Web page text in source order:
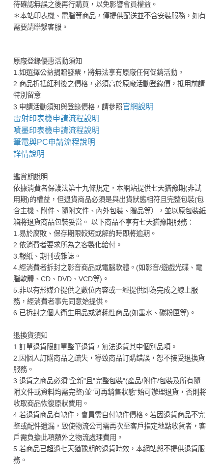
待確認無誤之後再行購買，以免影響會員權益。
＊本站印表機、電腦等商品，僅提供配送並不含安裝服務，如有
需要請聯繫客服。
原廠登錄優惠活動須知
1.如選擇公益捐贈發票，將無法享有原廠任何促銷活動。
2.商品折抵紅利後之價格，必須高於原廠活動登錄價，抵用前請
特別留意
3.申請活動須知與登錄價格，請參照官網說明
雷射印表機申請流程說明
噴墨印表機申請流程說明
筆電與PC申請流程說明
詳情說明
鑑賞期說明
依據消費者保護法第十九條規定，本網站提供七天猶豫期(非試
用期)的權益，但退貨商品必須是與出貨狀態相符且完整包裝(包
含主機、附件、隨附文件、內外包裝、贈品等），並以原包裝紙
箱將退貨商品包裝妥當。 以下商品不享有七天猶豫期服務：
1.易於腐敗、保存期限較短或解約時即將逾期。
2.依消費者要求所為之客製化給付。
3.報紙、期刊或雜誌。
4.經消費者拆封之影音商品或電腦軟體。(如影音/遊戲光碟、電
腦軟體、CD、DVD、VCD等)。
5.非以有形媒介提供之數位內容或一經提供即為完成之線上服
務，經消費者事先同意始提供。
6.已拆封之個人衛生用品或消耗性商品(如墨水、碳粉匣等)。
退換貨須知
1.訂單退貨限訂單整筆退貨，無法退貨其中個別品項。
2.因個人訂購商品之疏失，導致商品訂購錯誤，恕不接受退換貨
服務。
3.退貨之商品必須"全新"且"完整包裝"(產品/附件/包裝及所有隨
附文件或資料均需完整)並"可再銷售狀態"始可辦理退貨，否則將
收取商品恢復原狀費用。
4.若退貨商品有缺件，會員需自付缺件價格。若因退貨商品不完
整或配件遺漏，致使物流公司需再次至客戶指定地點收貨者，客
戶需負擔此項額外之物流處理費用。
5.若商品已超過七天猶豫期的退貨時效，本網站恕不提供退貨服
務。